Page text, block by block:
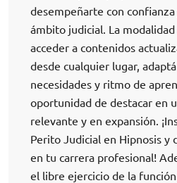
desempeñarte con
ámbito judicial. La
acceder a contenidos
desde cualquier lugar,
necesidades y ritmo de
oportunidad de destacar en
relevante y en expansión.
Perito Judicial en Hipnosis y
en tu carrera profesional!
el libre ejercicio de la